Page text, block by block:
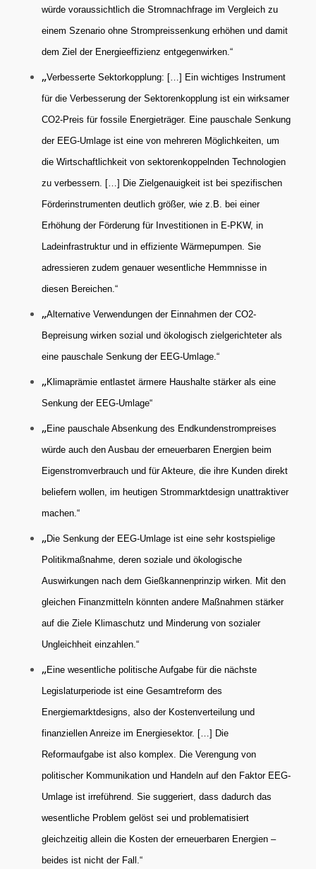
würde voraussichtlich die Stromnachfrage im Vergleich zu
einem Szenario ohne Strompreissenkung erhöhen und damit
dem Ziel der Energieeffizienz entgegenwirken.“
„Verbesserte Sektorkopplung: […] Ein wichtiges Instrument
für die Verbesserung der Sektorenkopplung ist ein wirksamer
CO2-Preis für fossile Energieträger. Eine pauschale Senkung
der EEG-Umlage ist eine von mehreren Möglichkeiten, um
die Wirtschaftlichkeit von sektorenkoppelnden Technologien
zu verbessern. […] Die Zielgenauigkeit ist bei spezifischen
Förderinstrumenten deutlich größer, wie z.B. bei einer
Erhöhung der Förderung für Investitionen in E-PKW, in
Ladeinfrastruktur und in effiziente Wärmepumpen. Sie
adressieren zudem genauer wesentliche Hemmnisse in
diesen Bereichen.“
„Alternative Verwendungen der Einnahmen der CO2-
Bepreisung wirken sozial und ökologisch zielgerichteter als
eine pauschale Senkung der EEG-Umlage.“
„Klimaprämie entlastet ärmere Haushalte stärker als eine
Senkung der EEG-Umlage“
„Eine pauschale Absenkung des Endkundenstrompreises
würde auch den Ausbau der erneuerbaren Energien beim
Eigenstromverbrauch und für Akteure, die ihre Kunden direkt
beliefern wollen, im heutigen Strommarktdesign unattraktiver
machen.“
„Die Senkung der EEG-Umlage ist eine sehr kostspielige
Politikmaßnahme, deren soziale und ökologische
Auswirkungen nach dem Gießkannenprinzip wirken. Mit den
gleichen Finanzmitteln könnten andere Maßnahmen stärker
auf die Ziele Klimaschutz und Minderung von sozialer
Ungleichheit einzahlen.“
„Eine wesentliche politische Aufgabe für die nächste
Legislaturperiode ist eine Gesamtreform des
Energiemarktdesigns, also der Kostenverteilung und
finanziellen Anreize im Energiesektor. […] Die
Reformaufgabe ist also komplex. Die Verengung von
politischer Kommunikation und Handeln auf den Faktor EEG-
Umlage ist irreführend. Sie suggeriert, dass dadurch das
wesentliche Problem gelöst sei und problematisiert
gleichzeitig allein die Kosten der erneuerbaren Energien –
beides ist nicht der Fall.“